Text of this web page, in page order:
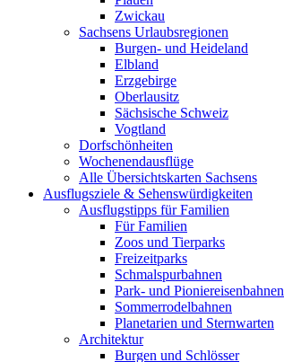
Zwickau
Sachsens Urlaubsregionen
Burgen- und Heideland
Elbland
Erzgebirge
Oberlausitz
Sächsische Schweiz
Vogtland
Dorfschönheiten
Wochenendausflüge
Alle Übersichtskarten Sachsens
Ausflugsziele & Sehenswürdigkeiten
Ausflugstipps für Familien
Für Familien
Zoos und Tierparks
Freizeitparks
Schmalspurbahnen
Park- und Pioniereisenbahnen
Sommerrodelbahnen
Planetarien und Sternwarten
Architektur
Burgen und Schlösser